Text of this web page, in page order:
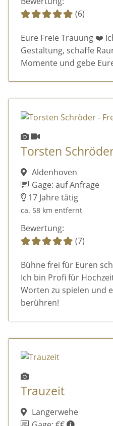
(6)
Eure Freie Trauung ❤️
Gestaltung, schaffe
Momente und gebe
Torsten
Aldenhoven
Gage: auf Anfrage
17 Jahre tätig
ca. 58 km entfernt
Bewertung:
(7)
Bühne frei für Euren
Ich bin Profi für
Worten zu spielen und
berühren!
Trauzeit
Langerwehe